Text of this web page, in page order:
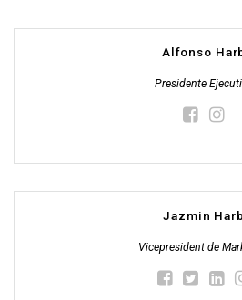
Alfonso
Presidente
Jazmin Harb
Vicepresident de